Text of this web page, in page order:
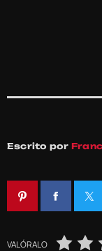
Escrito por
VALÓRALO